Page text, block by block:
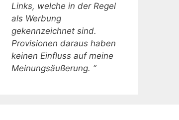
Links, welche in der Regel
als Werbung
gekennzeichnet sind.
Provisionen daraus haben
keinen Einfluss auf meine
Meinungsäußerung. “